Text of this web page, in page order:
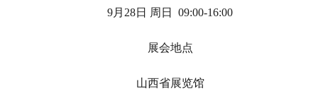
9月28日 周日 09:00-16:00
展会地点
山西省展览馆